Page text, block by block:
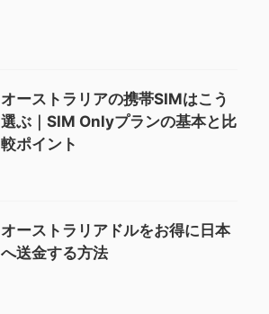
オーストラリアの携帯SIMはこう
選ぶ｜SIM Onlyプランの基本と比
較ポイント
オーストラリアドルをお得に日本
へ送金する方法